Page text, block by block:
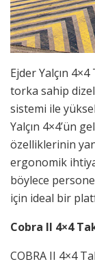
Ejder Yalçın
torka sahip
sistemi ile
Yalçın 4×4’ün
özelliklerinin
ergonomik
böylece
için ideal bir
Cobra II 4×4
COBRA II 4×4